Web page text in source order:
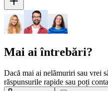
Mai ai întrebări?
Dacă mai ai nelămuriri sau vrei
răspunsurile rapide sau poți